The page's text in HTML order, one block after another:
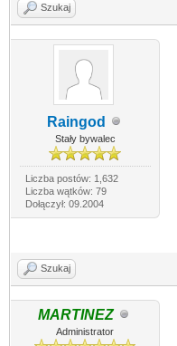
Szukaj
Raingod
Stały bywalec
Liczba postów: 1,632
Liczba wątków: 79
Dołączył: 09.2004
Szukaj
MARTINEZ
Administrator